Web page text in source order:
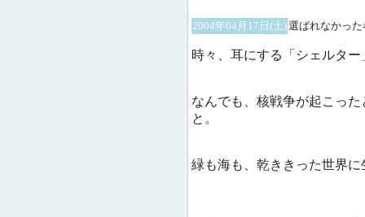
2004年04月17日(土)選ばれなかった
時々、耳にする「シェルター
なんでも、核戦争が起こっ
と。
緑も海も、乾ききった世界